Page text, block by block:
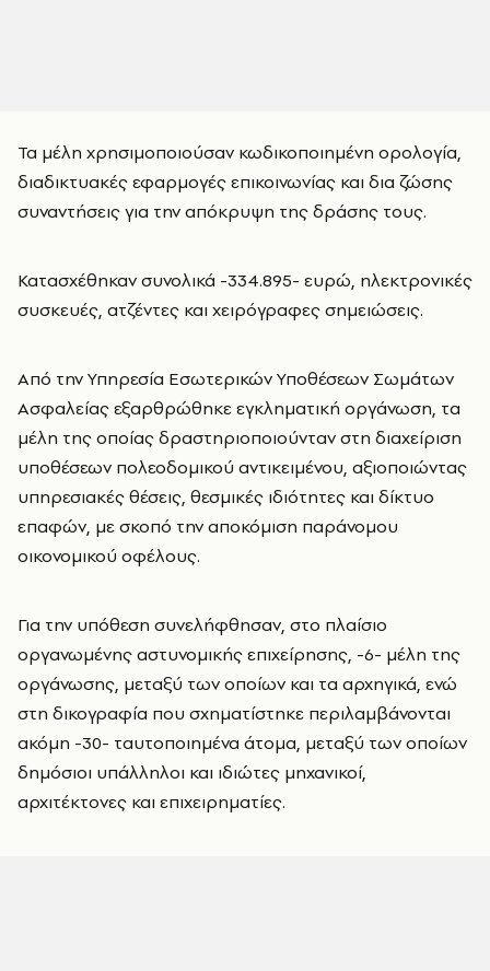
Τα μέλη χρησιμοποιούσαν κωδικοποιημένη ορολογία,
διαδικτυακές εφαρμογές επικοινωνίας και δια ζώσης
συναντήσεις για την απόκρυψη της δράσης τους.
Κατασχέθηκαν συνολικά -334.895- ευρώ, ηλεκτρονικές
συσκευές, ατζέντες και χειρόγραφες σημειώσεις.
Από την Υπηρεσία Εσωτερικών Υποθέσεων Σωμάτων
Ασφαλείας εξαρθρώθηκε εγκληματική οργάνωση, τα
μέλη της οποίας δραστηριοποιούνταν στη διαχείριση
υποθέσεων πολεοδομικού αντικειμένου, αξιοποιώντας
υπηρεσιακές θέσεις, θεσμικές ιδιότητες και δίκτυο
επαφών, με σκοπό την αποκόμιση παράνομου
οικονομικού οφέλους.
Για την υπόθεση συνελήφθησαν, στο πλαίσιο
οργανωμένης αστυνομικής επιχείρησης, -6- μέλη της
οργάνωσης, μεταξύ των οποίων και τα αρχηγικά, ενώ
στη δικογραφία που σχηματίστηκε περιλαμβάνονται
ακόμη -30- ταυτοποιημένα άτομα, μεταξύ των οποίων
δημόσιοι υπάλληλοι και ιδιώτες μηχανικοί,
αρχιτέκτονες και επιχειρηματίες.